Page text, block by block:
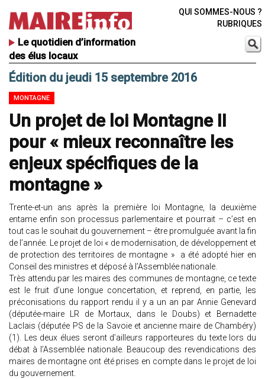
Le quotidien d’information
des élus locaux
QUI SOMMES-NOUS ?
RUBRIQUES
Édition du jeudi 15 septembre 2016
MONTAGNE
Un projet de loi Montagne II
pour « mieux reconnaître les
enjeux spécifiques de la
montagne »
Trente-et-un ans après la première loi Montagne, la deuxième
entame enfin son processus parlementaire et pourrait – c’est en
tout cas le souhait du gouvernement – être promulguée avant la fin
de l’année. Le projet de loi « de modernisation, de développement et
de protection des territoires de montagne » a été adopté hier en
Conseil des ministres et déposé à l’Assemblée nationale.
Très attendu par les maires des communes de montagne, ce texte
est le fruit d’une longue concertation, et reprend, en partie, les
préconisations du rapport rendu il y a un an par Annie Genevard
(députée-maire LR de Mortaux, dans le Doubs) et Bernadette
Laclais (députée PS de la Savoie et ancienne maire de Chambéry)
(1). Les deux élues seront d’ailleurs rapporteures du texte lors du
débat à l’Assemblée nationale. Beaucoup des revendications des
maires de montagne ont été prises en compte dans le projet de loi
du gouvernement.